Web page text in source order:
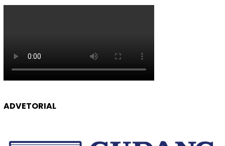
ADVETORIAL